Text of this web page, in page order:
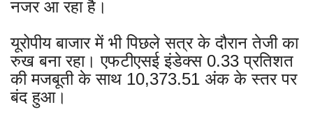
नजर आ रहा है।
यूरोपीय बाजार में भी पिछले सत्र के दौरान तेजी का
रुख बना रहा। एफटीएसई इंडेक्स 0.33 प्रतिशत
की मजबूती के साथ 10,373.51 अंक के स्तर पर
बंद हुआ।